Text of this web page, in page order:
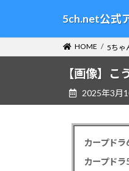
テ
ゲ
5ch.net公式
HOME 5ちゃ
【画像】こ
2025年3月
カープド
カープド